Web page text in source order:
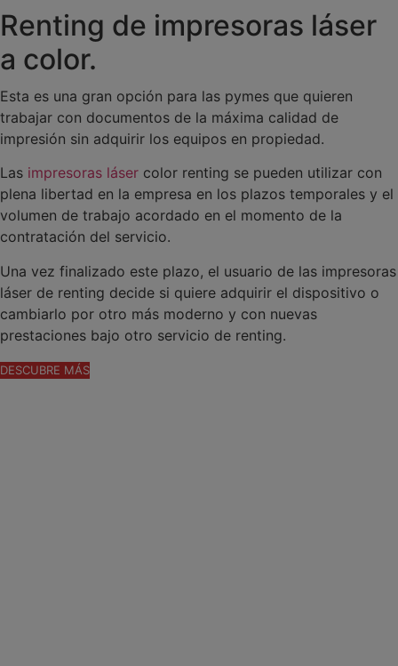
Renting de impresoras láser
a color.
Esta es una gran opción para las pymes que quieren
trabajar con documentos de la máxima calidad de
impresión sin adquirir los equipos en propiedad.
Las impresoras láser color renting se pueden utilizar con
plena libertad en la empresa en los plazos temporales y el
volumen de trabajo acordado en el momento de la
contratación del servicio.
Una vez finalizado este plazo, el usuario de las impresoras
láser de renting decide si quiere adquirir el dispositivo o
cambiarlo por otro más moderno y con nuevas
prestaciones bajo otro servicio de renting.
DESCUBRE MÁS